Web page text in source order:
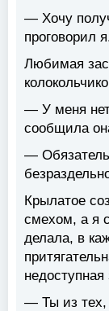
— Хочу
проговорил
Любимая
— У меня
сообщила
—
Крылатое
смехом, а я
делала, в
недоступная
— Ты из тех,